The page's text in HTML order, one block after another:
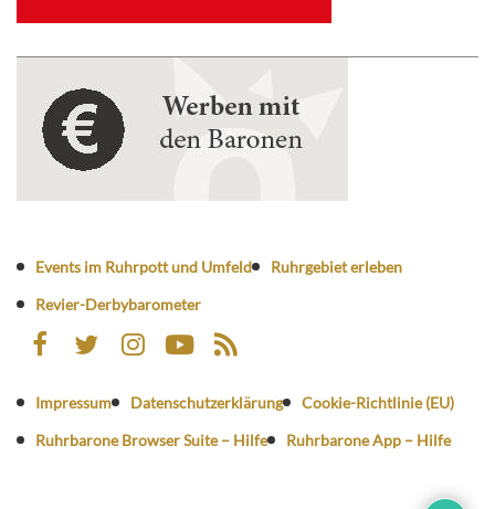
Events im Ruhrpott und Umfeld
Ruhrgebiet erleben
Revier-Derbybarometer
Impressum Datenschutzerklärung
Cookie-Richtlinie (EU)
Ruhrbarone Browser Suite – Hilfe
Ruhrbarone App – Hilfe